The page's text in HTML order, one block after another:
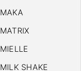
MAKA
MATRIX
MIELLE
MILK SHAKE